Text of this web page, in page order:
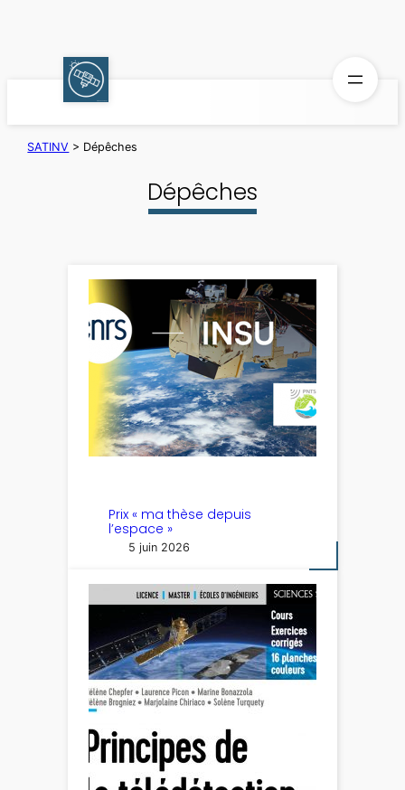
SATINV > Dépêches
Dépêches
Prix « ma thèse depuis
l’espace »
5 juin 2026